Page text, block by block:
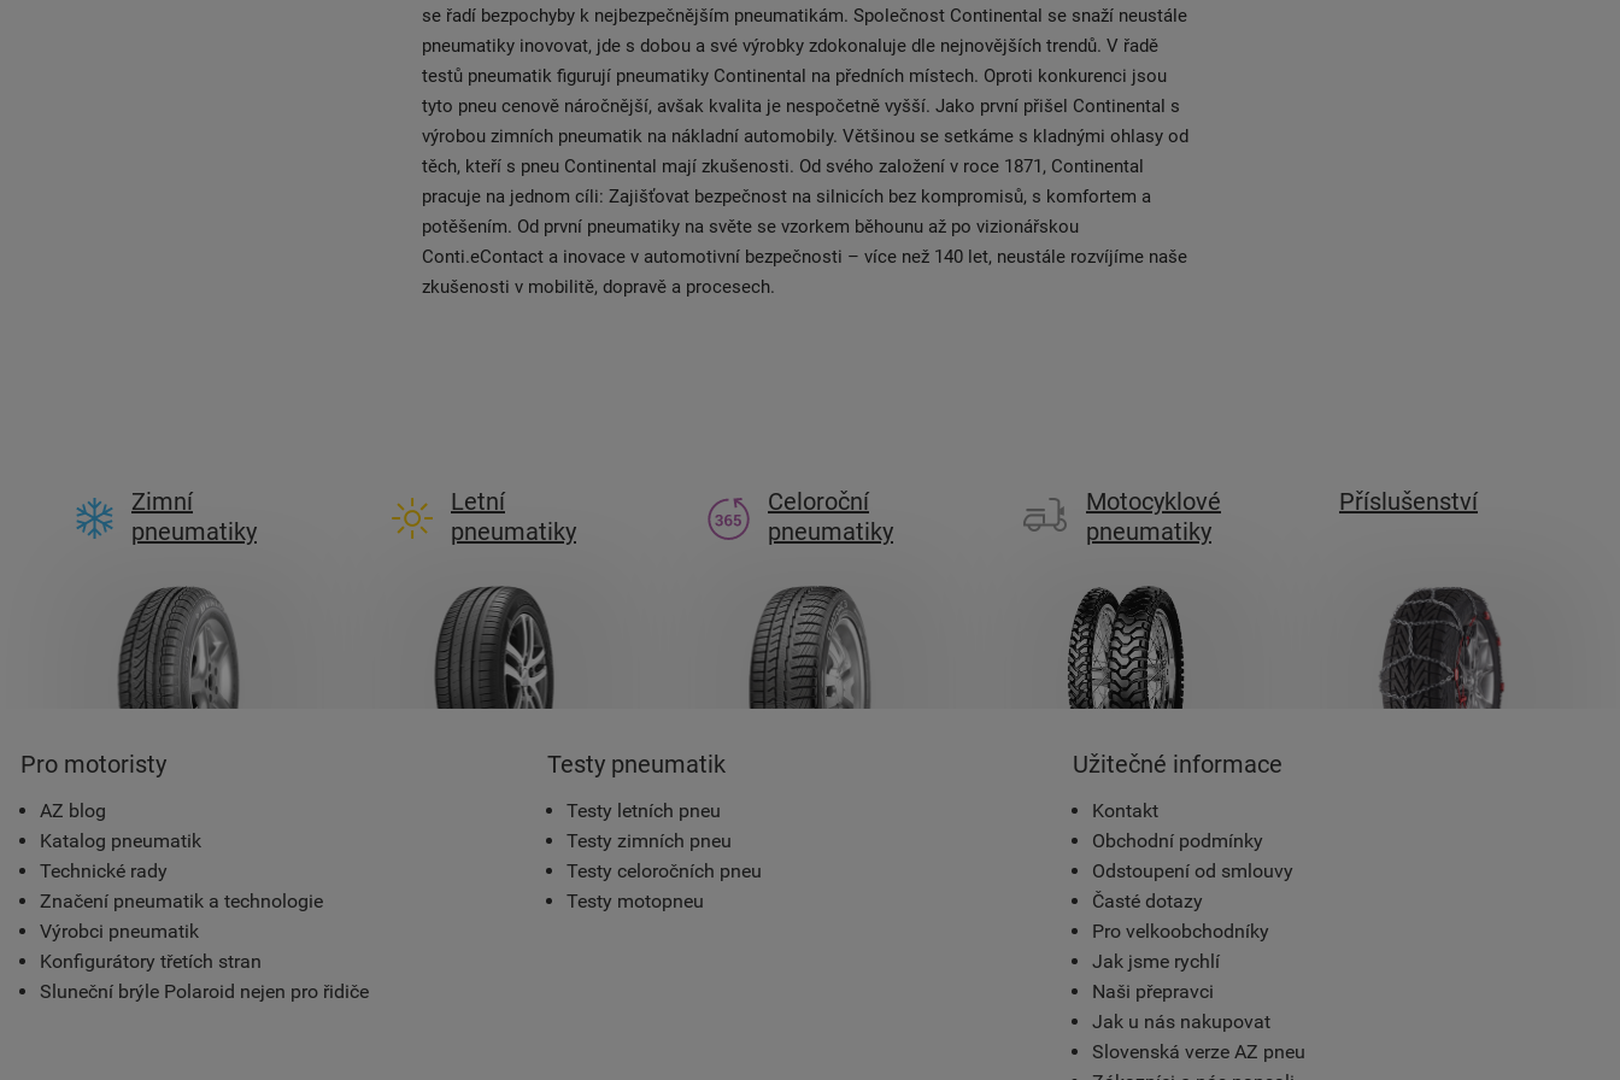
se řadí bezpochyby k nejbezpečnějším pneumatikám. Společnost Continental se snaží neustále
pneumatiky inovovat, jde s dobou a své výrobky zdokonaluje dle nejnovějších trendů. V řadě
testů pneumatik figurují pneumatiky Continental na předních místech. Oproti konkurenci jsou
tyto pneu cenově náročnější, avšak kvalita je nespočetně vyšší. Jako první přišel Continental s
výrobou zimních pneumatik na nákladní automobily. Většinou se setkáme s kladnými ohlasy od
těch, kteří s pneu Continental mají zkušenosti. Od svého založení v roce 1871, Continental
pracuje na jednom cíli: Zajišťovat bezpečnost na silnicích bez kompromisů, s komfortem a
potěšením. Od první pneumatiky na světe se vzorkem běhounu až po vizionářskou
Conti.eContact a inovace v automotivní bezpečnosti – více než 140 let, neustále rozvíjíme naše
zkušenosti v mobilitě, dopravě a procesech.
Zimní
pneumatiky
Letní
pneumatiky
Celoroční
pneumatiky
Motocyklové
pneumatiky
Příslušenství
Pro motoristy
AZ blog
Katalog pneumatik
Technické rady
Značení pneumatik a technologie
Výrobci pneumatik
Konfigurátory třetích stran
Sluneční brýle Polaroid nejen pro řidiče
Testy pneumatik
Testy letních pneu
Testy zimních pneu
Testy celoročních pneu
Testy motopneu
Užitečné informace
Kontakt
Obchodní podmínky
Odstoupení od smlouvy
Časté dotazy
Pro velkoobchodníky
Jak jsme rychlí
Naši přepravci
Jak u nás nakupovat
Slovenská verze AZ pneu